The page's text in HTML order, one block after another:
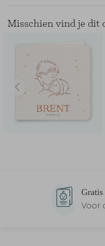
Misschien vind je dit
Voor